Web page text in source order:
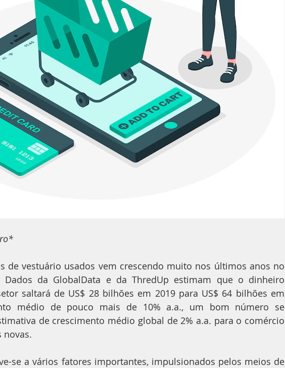
de vestuário usados vem crescendo muito nos últimos anos no
da GlobalData e da ThredUp estimam que o dinheiro
saltará de US$ 28 bilhões em 2019 para US$ 64 bilhões em
médio de pouco mais de 10% a.a., um bom número se
de crescimento médio global de 2% a.a. para o comércio
novas.
se a vários fatores importantes, impulsionados pelos meios de